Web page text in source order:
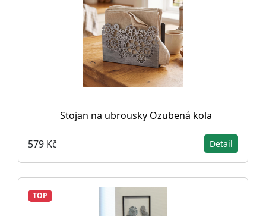
Stojan na ubrousky Ozubená kola
579 Kč Detail
TOP